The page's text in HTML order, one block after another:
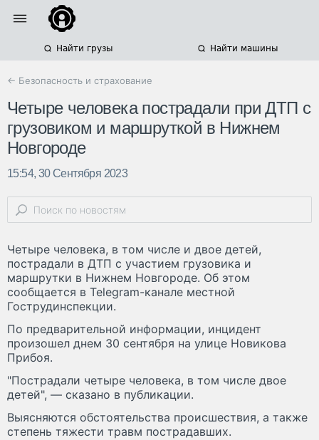
Найти грузы Найти машины
← Безопасность и страхование
Четыре человека пострадали при ДТП с
грузовиком и маршруткой в Нижнем
Новгороде
15:54, 30 Сентября 2023
Четыре человека, в том числе и двое детей,
пострадали в ДТП с участием грузовика и
маршрутки в Нижнем Новгороде. Об этом
сообщается в Telegram-канале местной
Гострудинспекции.
По предварительной информации, инцидент
произошел днем 30 сентября на улице Новикова
Прибоя.
"Пострадали четыре человека, в том числе двое
детей", — сказано в публикации.
Выясняются обстоятельства происшествия, а также
степень тяжести травм пострадавших.